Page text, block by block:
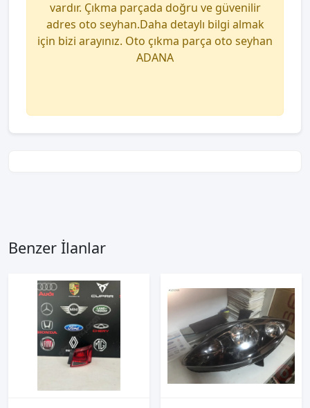
vardır. Çıkma parçada doğru ve güvenilir
adres oto seyhan.Daha detaylı bilgi almak
için bizi arayınız. Oto çıkma parça oto seyhan
ADANA
Benzer İlanlar